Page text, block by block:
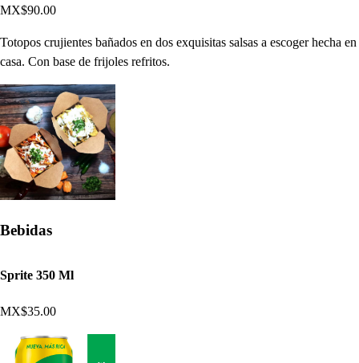
MX$90.00
Totopos crujientes bañados en dos exquisitas salsas a escoger hecha en
casa. Con base de frijoles refritos.
Bebidas
Sprite 350 Ml
MX$35.00